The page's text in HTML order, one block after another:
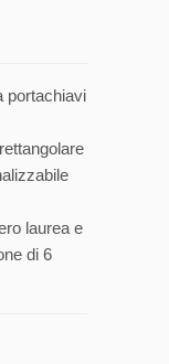
portachiavi
laurea e
di 6